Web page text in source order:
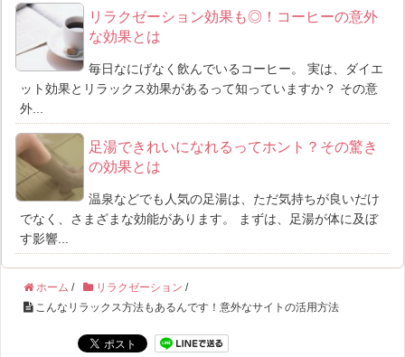
リラクゼーション効果も◎！コーヒーの意外
な効果とは
毎日なにげなく飲んでいるコーヒー。 実は、ダイエ
ット効果とリラックス効果があるって知っていますか？ その意
外...
足湯できれいになれるってホント？その驚き
の効果とは
温泉などでも人気の足湯は、ただ気持ちが良いだけ
でなく、さまざまな効能があります。 まずは、足湯が体に及ぼ
す影響...
ホーム / リラクゼーション /
こんなリラックス方法もあるんです！意外なサイトの活用方法